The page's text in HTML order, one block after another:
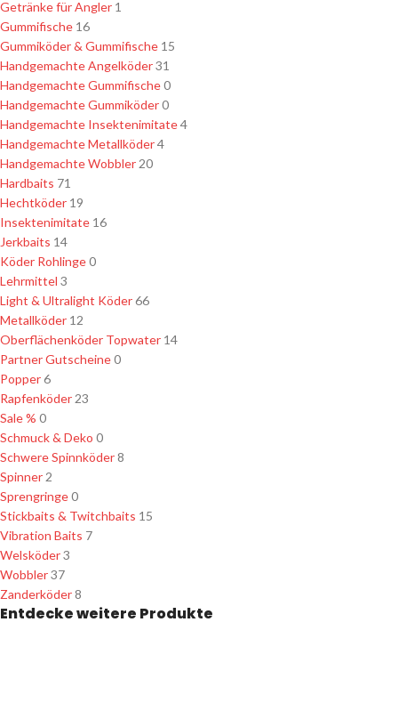
Getränke für Angler 1
Gummifische 16
Gummiköder & Gummifische 15
Handgemachte Angelköder31
Handgemachte Gummifische0
Handgemachte Gummiköder0
Handgemachte Insektenimitate4
Handgemachte Metallköder4
Handgemachte Wobbler 20
Hardbaits 71
Hechtköder 19
Insektenimitate 16
Jerkbaits 14
Köder Rohlinge0
Lehrmittel 3
Light & Ultralight Köder66
Metallköder 12
Oberflächenköder Topwater 14
Partner Gutscheine0
Popper6
Rapfenköder 23
Sale % 0
Schmuck & Deko 0
Schwere Spinnköder8
Spinner 2
Sprengringe0
Stickbaits & Twitchbaits 15
Vibration Baits 7
Welsköder3
Wobbler37
Zanderköder8
Entdecke weitere Produkte